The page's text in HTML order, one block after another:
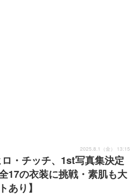
・チッチ、1st写真集決定
17の衣装に挑戦・素肌も大
あり】
2025.8.1（金） 13:15